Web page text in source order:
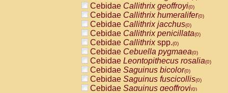
Cebidae Callithrix geoffroyi(0)
Cebidae Callithrix humeralifer(0)
Cebidae Callithrix jacchus(0)
Cebidae Callithrix penicillata(0)
Cebidae Callithrixspp.(0)
Cebidae Cebuella pygmaea(0)
Cebidae Leontopithecus rosalia(0)
Cebidae Saguinus bicolor(0)
Cebidae Saguinus fuscicollis(0)
Cebidae Saguinus geoffroyi(0)